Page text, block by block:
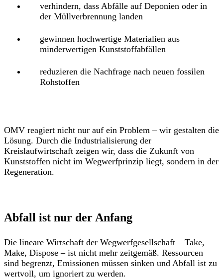
verhindern, dass Abfälle auf Deponien oder in
der Müllverbrennung landen
gewinnen hochwertige Materialien aus
minderwertigen Kunststoffabfällen
reduzieren die Nachfrage nach neuen fossilen
Rohstoffen
OMV reagiert nicht nur auf ein Problem – wir gestalten die
Lösung. Durch die Industrialisierung der
Kreislaufwirtschaft zeigen wir, dass die Zukunft von
Kunststoffen nicht im Wegwerfprinzip liegt, sondern in der
Regeneration.
Abfall ist nur der Anfang
Die lineare Wirtschaft der Wegwerfgesellschaft – Take,
Make, Dispose – ist nicht mehr zeitgemäß. Ressourcen
sind begrenzt, Emissionen müssen sinken und Abfall ist zu
wertvoll, um ignoriert zu werden.